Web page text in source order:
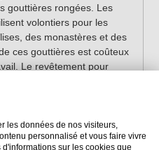
gouttières rongées. Les
volontiers pour les
des monastères et des
ces gouttières est coûteux
Le revêtement pour
4 à 8 mètres de
de la largeur de la
les données de nos visiteurs,
personnalisé et vous faire vivre
sur les cookies que